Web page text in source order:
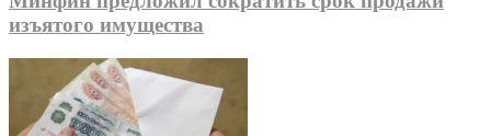
изъятого имущества